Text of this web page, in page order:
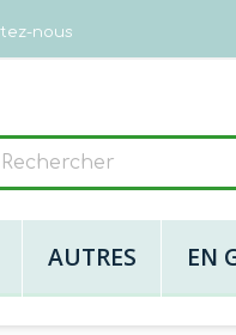
nous
AUTRES EN